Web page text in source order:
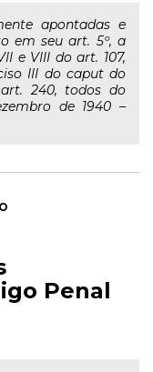
apontadas e
em seu art. 5º, a
e VIII do art. 107,
III do caput do
240, todos do
de 1940 –
Penal